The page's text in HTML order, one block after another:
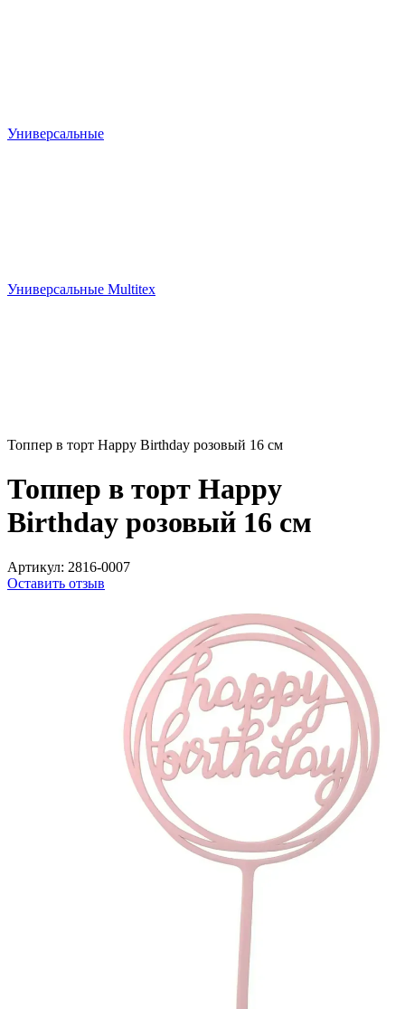
Универсальные
Универсальные Multitex
Топпер в торт Happy Birthday розовый 16 см
Топпер в торт Happy
Birthday розовый 16 см
Артикул: 2816-0007
Оставить отзыв